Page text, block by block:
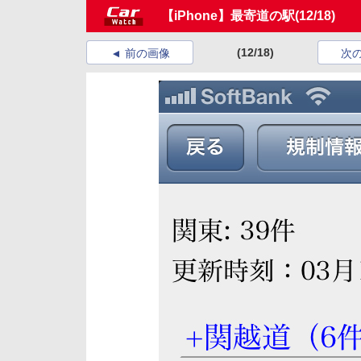
【iPhone】最寄道の駅(12/18)
前の画像 (12/18) 次